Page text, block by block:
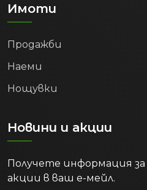
Имоти
Продажби
Наеми
Нощувки
Новини и акции
Получете информация
акции в ваш е-мейл.